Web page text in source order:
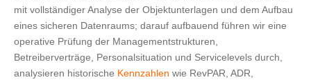
mit vollständiger Analyse der Objektunterlagen und dem Aufbau
eines sicheren Datenraums; darauf aufbauend führen wir eine
operative Prüfung der Managementstrukturen,
Betreiberverträge, Personalsituation und Servicelevels durch,
analysieren historische Kennzahlen wie RevPAR, ADR,